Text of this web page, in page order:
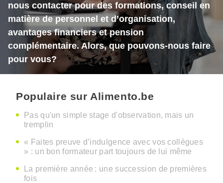
nous contacter pour des formations, conseil en
matière de personnel et d’organisation,
avantages financiers et pension
complémentaire. Alors, que pouvons-nous faire
pour vous?
Populaire sur Alimento.be
Pas qu'un simple stage d'observation, mais un
tremplin
« Faites preuve d’indulgence avec vos collègues
» : un bon formateur part toujours de lui même
La première année : une succession de premières
fois